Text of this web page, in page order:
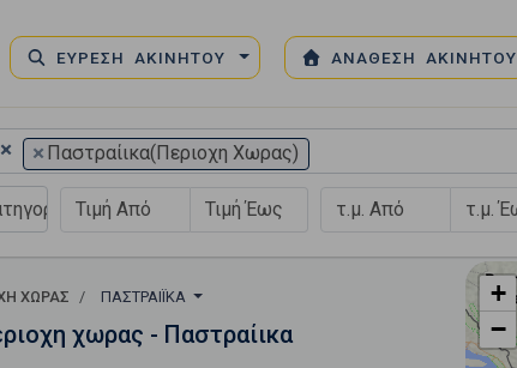
ΕΥΡΕΣΗ ΑΚΙΝΗΤΟΥ ΑΝΑΘΕΣΗ ΑΚΙΝΗΤΟΥ
× × Παστραίικα(Περιοχη Χωρας)
ΧΩΡΑΣ ΠΑΣΤΡΑΊΙΚΑ
χωρας - Παστραίικα
+
−